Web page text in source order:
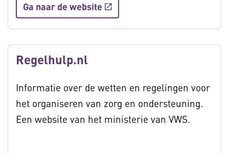
Ga naar de website
Regelhulp.nl
Informatie over de wetten en regelingen voor
het organiseren van zorg en ondersteuning.
Een website van het ministerie van VWS.